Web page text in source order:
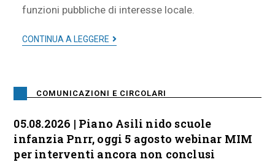
funzioni pubbliche di interesse locale.
CONTINUA A LEGGERE
COMUNICAZIONI E CIRCOLARI
05.08.2026 | Piano Asili nido scuole
infanzia Pnrr, oggi 5 agosto webinar MIM
per interventi ancora non conclusi